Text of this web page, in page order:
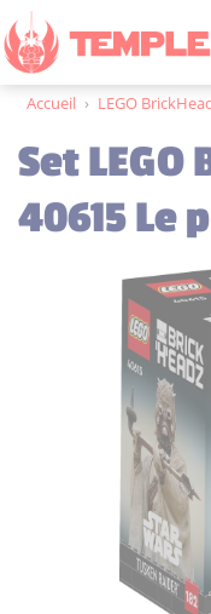
Accueil › LEGO
Set
40615 Le